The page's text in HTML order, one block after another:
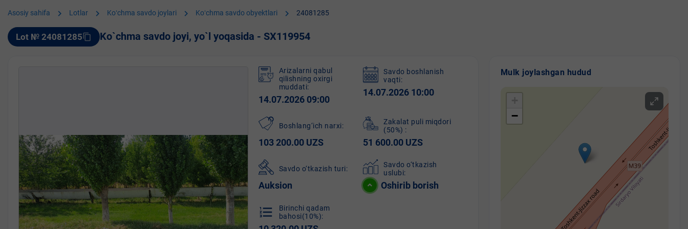
Asosiy sahifa chevron_right Lotlar chevron_right Koʻchma savdo joylari chevron_right Koʻchma savdo obyektlari chevron_right 24081285
Lot № 24081285content_copy Ko`chma savdo joyi, yo`l yoqasida - SX119954
Arizalarni qabul
qilishning oxirgi
muddati:
14.07.2026 09:00
Savdo boshlanish
vaqti:
14.07.2026 10:00
Boshlang‘ich narxi:
103 200.00 UZS
Zakalat puli miqdori
(50%) :
51 600.00 UZS
Savdo o‘tkazish turi:
Auksion
Savdo o‘tkazish
uslubi:
Oshirib borish
format_list_numbered
Birinchi qadam
bahosi(10%):
Mulk joylashgan hudud
−